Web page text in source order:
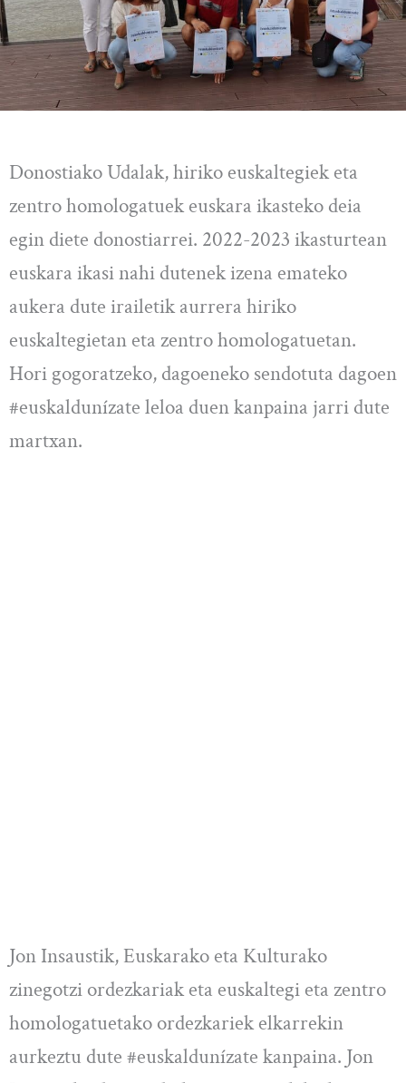
Donostiako Udalak, hiriko euskaltegiek eta
zentro homologatuek euskara ikasteko deia
egin diete donostiarrei. 2022-2023 ikasturtean
euskara ikasi nahi dutenek izena emateko
aukera dute irailetik aurrera hiriko
euskaltegietan eta zentro homologatuetan.
Hori gogoratzeko, dagoeneko sendotuta dagoen
#euskaldunízate leloa duen kanpaina jarri dute
martxan.
Jon Insaustik, Euskarako eta Kulturako
zinegotzi ordezkariak eta euskaltegi eta zentro
homologatuetako ordezkariek elkarrekin
aurkeztu dute #euskaldunízate kanpaina. Jon